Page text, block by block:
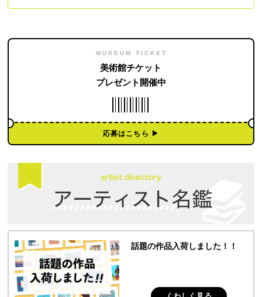
MUSEUM TICKET
美術館チケット
プレゼント開催中
応募はこちら ▶︎
話題の作品入荷しました！！